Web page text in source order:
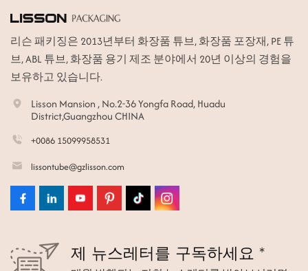
리슨 패키징은 2013년부터 화장품 튜브, 화장품 포장재, PE 튜
브, ABL 튜브, 화장품 용기 제조 분야에서 20년 이상의 경험을
보유하고 있습니다.
Lisson Mansion , No.2-36 Yongfa Road, Huadu
District,Guangzhou CHINA
+0086 15099958531
lissontube@gzlisson.com
제 뉴스레터를 구독하세요 *